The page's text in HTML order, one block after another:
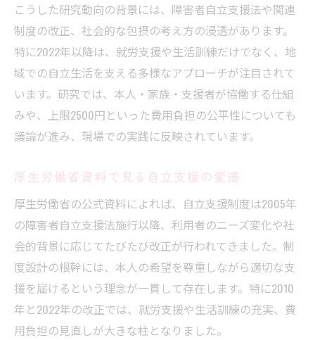
上限適用事例から見る自立支援の注意点
自立支援の最終目標を考える実践的アプローチ
自立支援の最終目標を現場でどう活かすか
利用者の自己決定を支援する実践ポイント
生活の継続性と社会参加の促進視点
自立支援4つのポイントを現場に活用
制度改正による自立支援の変化と課題分析
自立支援法の改正ポイントと実務影響
障害者自立支援法改正の要点を整理解説
最新制度改正で現場は何が変わるか
自立支援の課題と今後の展望を考察
厚生労働省発表から読み解く改正動向
就労選択支援の現状と新たな実務展望
こうした研究動向の背景には、障害者自立支援法や関連
制度の改正、社会的な包摂の考え方の浸透があります。
特に2022年以降は、就労支援や生活訓練だけでなく、地
域での自立生活を支える多様なアプローチが注目されて
います。研究では、本人・家族・支援者が協働する仕組
みや、上限2500円といった費用負担の公平性についても
議論が進み、現場での実践に反映されています。
厚生労働省資料で見る自立支援の変遷
厚生労働省の公式資料によれば、自立支援制度は2005年
の障害者自立支援法施行以降、利用者のニーズ変化や社
会的背景に応じてたびたび改正が行われてきました。制
度設計の根幹には、本人の希望を尊重しながら適切な支
援を届けるという理念が一貫して存在します。特に2010
年と2022年の改正では、就労支援や生活訓練の充実、費
用負担の見直しが大きな柱となりました。